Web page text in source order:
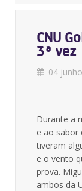
CNU
3ª vez
04
Durante a
e ao sabor
tiveram
e o vento
prova.
ambos da